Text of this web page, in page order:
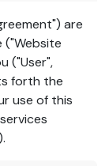
are
("Website
("User",
forth the
use of this